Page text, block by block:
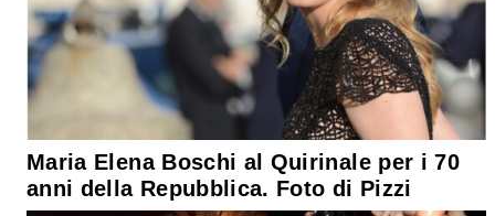
Maria Elena Boschi al Quirinale per i 70
anni della Repubblica. Foto di Pizzi